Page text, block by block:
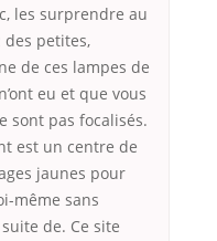
les surprendre au
des petites,
de ces lampes de
eu et que vous
sont pas focalisés.
est un centre de
jaunes pour
même sans
de. Ce site